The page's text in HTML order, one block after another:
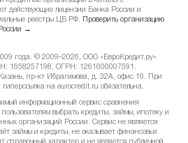
действующие лицензии Банка России и
реестры ЦБ РФ.
Проверить организацию
→
года. © 2009–2026, ООО «ЕвроКредит.ру»
1658257198, ОГРН: 1261600007591.
пр-кт Ибрагимова, д. 32А, офис 10. При
гиперссылка на eurocredit.ru обязательна.
информационный сервис сравнения
выбрать кредиты, займы, ипотеку и
организаций России. Сервис не является
займы и кредиты, не оказывает финансовых